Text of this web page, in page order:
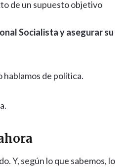
de un supuesto objetivo
Socialista y asegurar su
hablamos de política.
Y, según lo que sabemos, lo